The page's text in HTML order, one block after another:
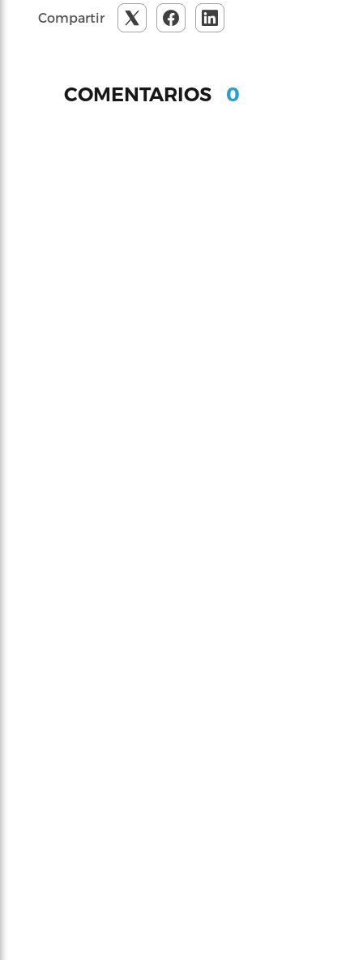
Compartir
COMENTARIOS 0